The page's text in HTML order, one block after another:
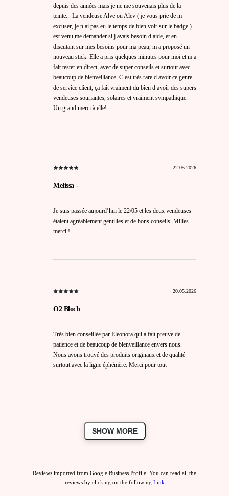
depuis des années mais je ne me souvenais plus de la
teinte... La vendeuse Alve ou Alev ( je vous prie de m
excuser, je n ai pas eu le temps de bien voir sur le badge )
est venu me demander si j avais besoin d aide, et en
discutant sur mes besoins pour ma peau, m a proposé un
nouveau stick. Elle a pris quelques minutes pour moi et m a
fait tester en direct, avec de super conseils et surtout avec
beaucoup de bienveillance. C est très rare d avoir ce genre
de service client, ça fait vraiment du bien d avoir des supers
vendeuses souriantes, solaires et vraiment sympathique.
Un grand merci à elle!
22.05.2026
Melissa -
Je suis passée aujourd’hui le 22/05 et les deux vendeuses
étaient agréablement gentilles et de bons conseils. Milles
merci !
20.05.2026
O2 Bloch
Très bien conseillée par Eleonora qui a fait preuve de
patience et de beaucoup de bienveillance envers nous.
Nous avons trouvé des produits originaux et de qualité
surtout avec la ligne éphémère. Merci pour tout
SHOW MORE
Reviews imported from Google Business Profile. You can read all the
reviews by clicking on the following Link